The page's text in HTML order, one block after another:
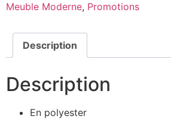
Meuble Moderne, Promotions
Description
Description
En polyester